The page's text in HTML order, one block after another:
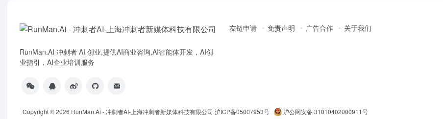
RunMan.AI 冲刺者 AI 创业,提供AI商业咨询,AI智能体开发，AI创
业指引，AI企业培训服务
友链申请 免责声明 广告合作 关于我们
Copyright © 2026 RunMan.Ai - 冲刺者AI-上海冲刺者新媒体科技有限公司 沪ICP备05007953号 沪公网安备 31010402000911号